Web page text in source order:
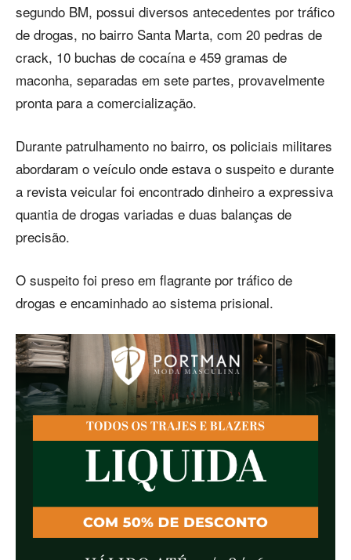
segundo BM, possui diversos antecedentes por tráfico
de drogas, no bairro Santa Marta, com 20 pedras de
crack, 10 buchas de cocaína e 459 gramas de
maconha, separadas em sete partes, provavelmente
pronta para a comercialização.
Durante patrulhamento no bairro, os policiais militares
abordaram o veículo onde estava o suspeito e durante
a revista veicular foi encontrado dinheiro a expressiva
quantia de drogas variadas e duas balanças de
precisão.
O suspeito foi preso em flagrante por tráfico de
drogas e encaminhado ao sistema prisional.